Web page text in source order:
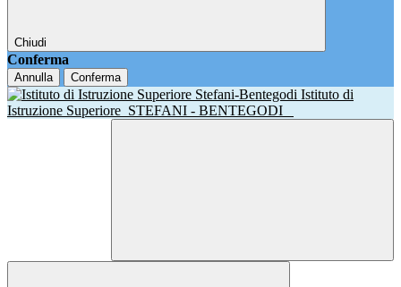
Chiudi
Conferma
Annulla Conferma
Istituto di
Istruzione Superiore STEFANI - BENTEGODI